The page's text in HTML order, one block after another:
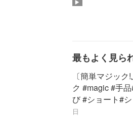
最もよく見ら
〔簡単マジッ
ク #magic #手
び #ショート#
日